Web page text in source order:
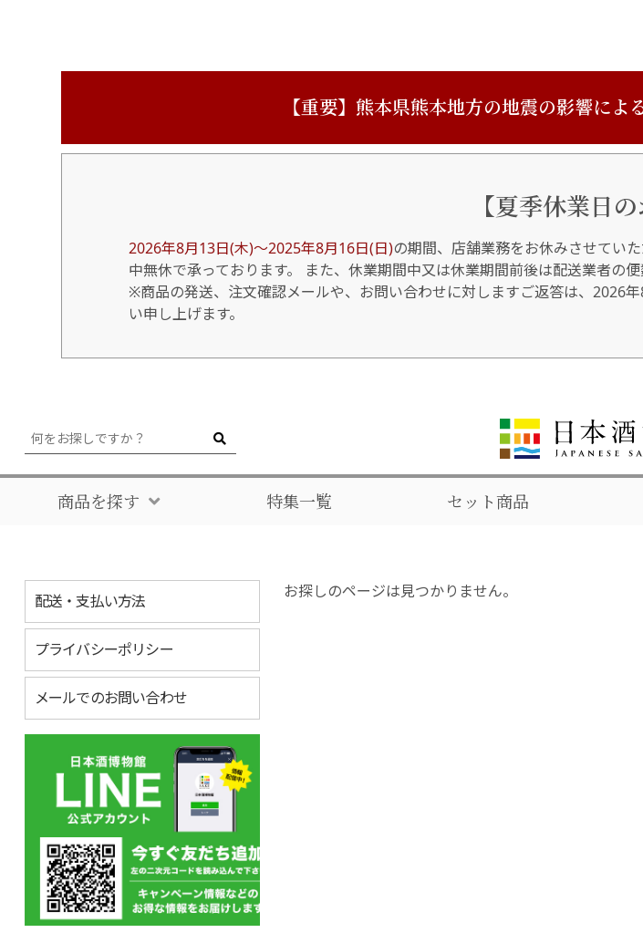
【重要】熊本県熊本地方の地震の影響によ
【夏季休業日の
2026年8月13日(木)～2025年8月16日(日)の期間、店舗業務をお休みさせてい
中無休で承っております。 また、休業期間中又は休業期間前後は配送業者の
※商品の発送、注文確認メールや、お問い合わせに対しますご返答は、2026
い申し上げます。
商品を探す 特集一覧 セット商品
配送・支払い方法
プライバシーポリシー
メールでのお問い合わせ
お探しのページは見つかりません。